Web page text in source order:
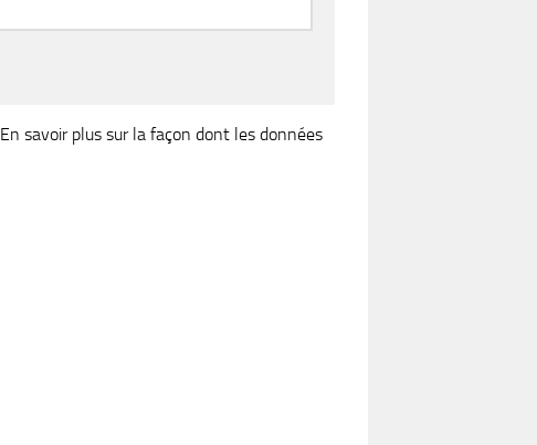
En savoir plus sur la façon dont les données